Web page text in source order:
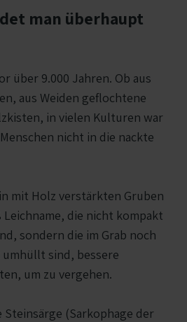
man überhaupt
über 9.000 Jahren. Ob aus
aus Weiden geflochtene
in vielen Kulturen war
nicht in die nackte
mit Holz verstärkten Gruben
die nicht kompakt
sondern die im Grab noch
sind, bessere
um zu vergehen.
(Sarkophage der